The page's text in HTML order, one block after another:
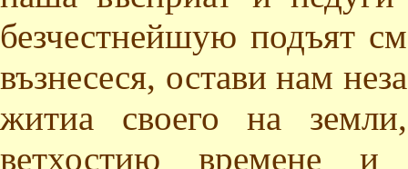
безчестнейшую подъят
възнесеся, остави нам
житиа своего на
ветхостию времене и